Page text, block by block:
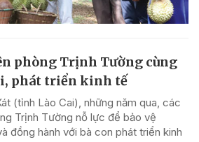
phòng Trịnh Tường cùng
phát triển kinh tế
(tỉnh Lào Cai), những năm qua, các
Trịnh Tường nỗ lực để bảo vệ
đồng hành với bà con phát triển kinh